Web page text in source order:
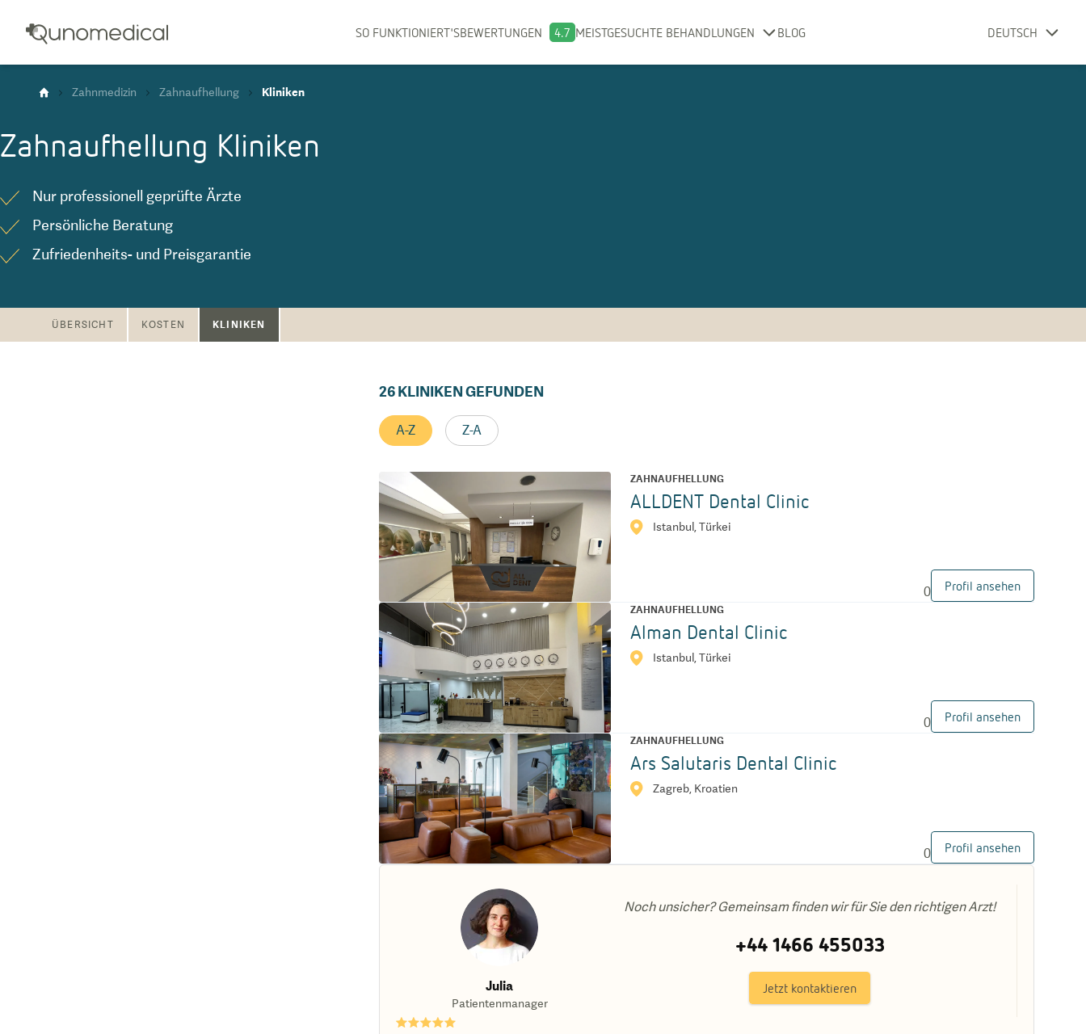
SO FUNKTIONIERT'SBEWERTUNGEN 4.7 MEISTGESUCHTE BEHANDLUNGEN BLOG DEUTSCH
Zahnmedizin Zahnaufhellung Kliniken
Zahnaufhellung Kliniken
Nur professionell geprüfte Ärzte
Persönliche Beratung
Zufriedenheits- und Preisgarantie
ÜBERSICHT KOSTEN KLINIKEN
26KLINIKEN GEFUNDEN
A-Z Z-A
ZAHNAUFHELLUNG
ALLDENT Dental Clinic
Istanbul, Türkei
0 Profil ansehen
ZAHNAUFHELLUNG
Alman Dental Clinic
Istanbul, Türkei
0 Profil ansehen
ZAHNAUFHELLUNG
Ars Salutaris Dental Clinic
Zagreb, Kroatien
0 Profil ansehen
Julia
Patientenmanager
Noch unsicher? Gemeinsam finden wir für Sie den richtigen Arzt!
+44 1466 455033
Jetzt kontaktieren
★★★★★